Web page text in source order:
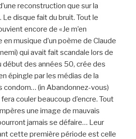
reconstruction que sur la
disque fait du bruit. Tout le
encore de «Je m’en
en musique d’un poème de Claude
qui avait fait scandale lors de
début des années 50, crée des
épingle par les médias de la
condom… (in Abandonnez-vous)
couler beaucoup d’encre. Tout
une image de mauvais
jamais se défaire… Leur
cette première période est celle